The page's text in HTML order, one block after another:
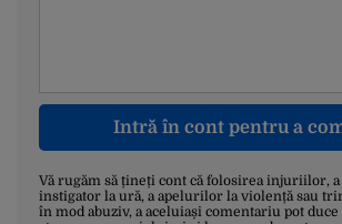
Intră în cont pentru a
Vă rugăm să țineți cont că folosirea injuriilor,
instigator la ură, a apelurilor la violență sau
în mod abuziv, a aceluiași comentariu pot